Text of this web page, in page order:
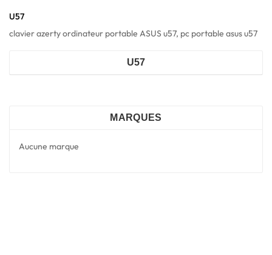
U57
clavier azerty ordinateur portable ASUS u57, pc portable asus u57
U57
MARQUES
Aucune marque